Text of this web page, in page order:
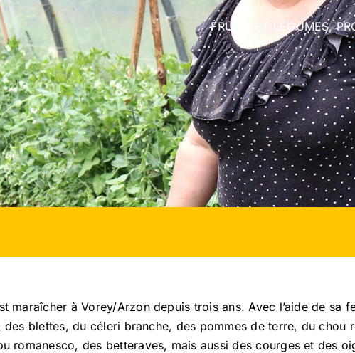
FRUITS ET LÉGUMES,
maraîcher à Vorey/Arzon depuis trois ans. Avec l’aide de sa
des blettes, du céleri branche, des pommes de terre, du chou
romanesco, des betteraves, mais aussi des courges et des